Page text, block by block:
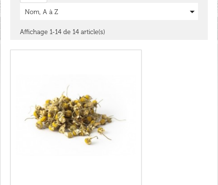
Nom, A à Z 
Affichage 1-14 de 14 article(s)